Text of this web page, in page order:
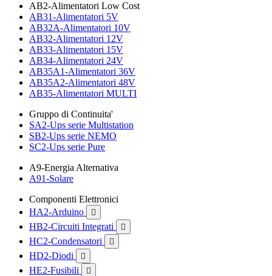
AB2-Alimentatori Low Cost
AB31-Alimentatori 5V
AB32A-Alimentatori 10V
AB32-Alimentatori 12V
AB33-Alimentatori 15V
AB34-Alimentatori 24V
AB35A1-Alimentatori 36V
AB35A2-Alimentatori 48V
AB35-Alimentatori MULTI
Gruppo di Continuita'
SA2-Ups serie Multistation
SB2-Ups serie NEMO
SC2-Ups serie Pure
A9-Energia Alternativa
A91-Solare
Componenti Elettronici
HA2-Arduino

HB2-Circuiti Integrati 
HC2-Condensatori 
HD2-Diodi 
HE2-Fusibili 